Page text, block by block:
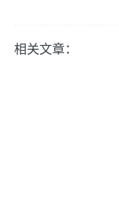
相关文章：